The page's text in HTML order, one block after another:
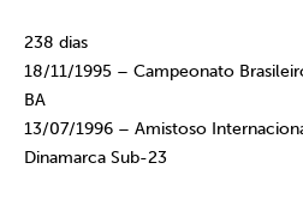
238 dias
18/11/1995 – Campeonato
BA
13/07/1996 – Amistoso
Dinamarca Sub-23